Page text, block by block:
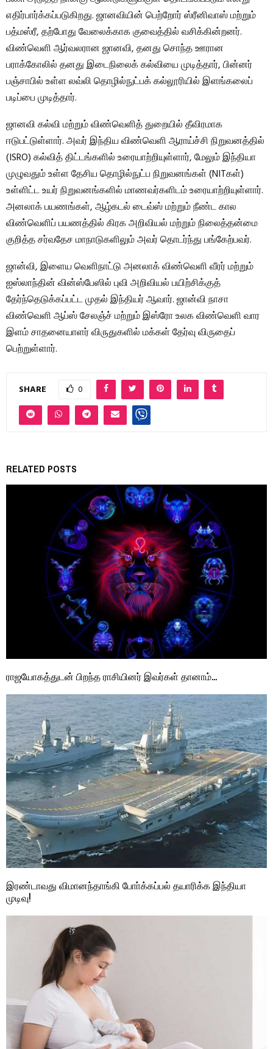
எதிர்பார்க்கப்படுகிறது. ஜானவியின் பெற்றோர் ஸ்ரீனிவாஸ் மற்றும்
பத்மஸ்ரீ, தற்போது வேலைக்காக குவைத்தில் வசிக்கின்றனர்.
விண்வெளி ஆர்வலரான ஜானவி, தனது சொந்த ஊரான
பராக்கோலில் தனது இடைநிலைக் கல்வியை முடித்தார், பின்னர்
பஞ்சாபில் உள்ள லவ்லி தொழில்நுட்பக் கல்லூரியில் இளங்கலைப்
படிப்பை முடித்தார்.
ஜானவி கல்வி மற்றும் விண்வெளித் துறையில் தீவிரமாக
ஈடுபட்டுள்ளார். அவர் இந்திய விண்வெளி ஆராய்ச்சி நிறுவனத்தில்
(ISRO) கல்வித் திட்டங்களில் உரையாற்றியுள்ளார், மேலும் இந்தியா
முழுவதும் உள்ள தேசிய தொழில்நுட்ப நிறுவனங்கள் (NITகள்)
உள்ளிட்ட உயர் நிறுவனங்களில் மாணவர்களிடம் உரையாற்றியுள்ளார்.
அனலாக் பயணங்கள், ஆழ்கடல் டைவ்ஸ் மற்றும் நீண்ட கால
விண்வெளிப் பயணத்தில் கிரக அறிவியல் மற்றும் நிலைத்தன்மை
குறித்த சர்வதேச மாநாடுகளிலும் அவர் தொடர்ந்து பங்கேற்பவர்.
ஜான்வி, இளைய வெளிநாட்டு அனலாக் விண்வெளி வீரர் மற்றும்
ஐஸ்லாந்தின் வின்ஸ்பேஸில் புவி அறிவியல் பயிற்சிக்குத்
தேர்ந்தெடுக்கப்பட்ட முதல் இந்தியர் ஆவார். ஜான்வி நாசா
விண்வெளி ஆப்ஸ் சேலஞ்ச் மற்றும் இஸ்ரோ உலக விண்வெளி வார
இளம் சாதனையாளர் விருதுகளில் மக்கள் தேர்வு விருதைப்
பெற்றுள்ளார்.
SHARE 0
RELATED POSTS
ராஜயோகத்துடன் பிறந்த ராசியினர் இவர்கள் தானாம்…
இரண்டாவது விமானந்தாங்கி போா்க்கப்பல் தயாரிக்க இந்தியா
முடிவு!